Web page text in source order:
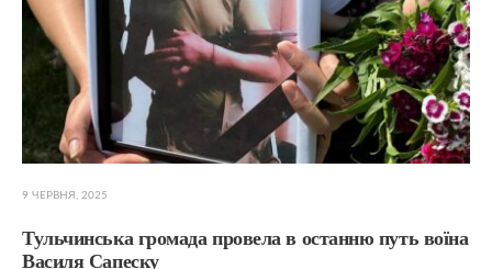
9 ЧЕРВНЯ, 2025
Тульчинська громада провела в останню путь воїна
Василя Сапеску